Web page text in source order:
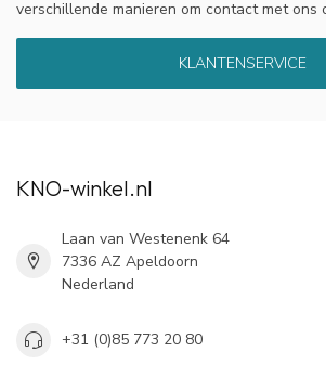
verschillende manieren om contact met ons
KLANTENSERVICE
KNO-winkel.nl
Laan van Westenenk 64
7336 AZ Apeldoorn
Nederland
+31 (0)85 773 20 80